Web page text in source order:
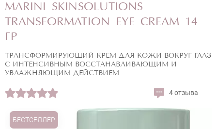
MARINI SKINSOLUTIONS
TRANSFORMATION EYE CREAM 14
ГР
ТРАНСФОРМИРУЮЩИЙ КРЕМ ДЛЯ КОЖИ ВОКРУГ ГЛАЗ
С ИНТЕНСИВНЫМ ВОССТАНАВЛИВАЮЩИМ И
УВЛАЖНЯЮЩИМ ДЕЙСТВИЕМ
4 отзыва
БЕСТСЕЛЛЕР